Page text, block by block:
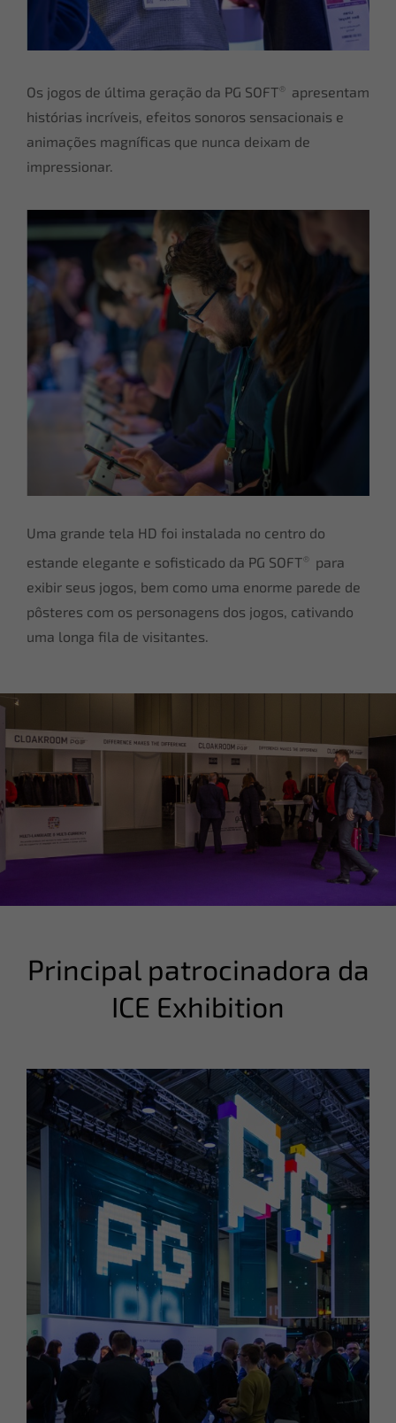
Os jogos de última geração da PG SOFT® apresentam
histórias incríveis, efeitos sonoros sensacionais e
animações magníficas que nunca deixam de
impressionar.
Uma grande tela HD foi instalada no centro do
estande elegante e sofisticado da PG SOFT® para
exibir seus jogos, bem como uma enorme parede de
pôsteres com os personagens dos jogos, cativando
uma longa fila de visitantes.
Principal patrocinadora da
ICE Exhibition